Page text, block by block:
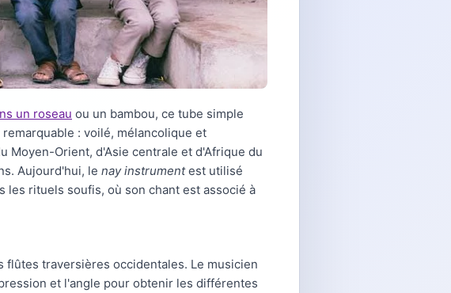
un roseau ou un bambou, ce tube simple
: voilé, mélancolique et
Orient, d'Asie centrale et d'Afrique du
Aujourd'hui, le nay instrumentest utilisé
les rituels soufis, où son chant est associé à
traversières occidentales. Le musicien
et l'angle pour obtenir les différentes